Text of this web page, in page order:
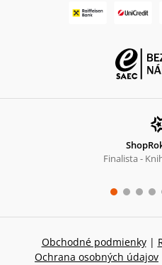
Finalista -
Obchodné podmienky |
Ochrana osobných údajov